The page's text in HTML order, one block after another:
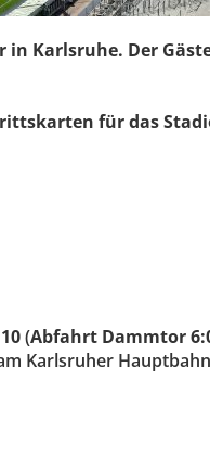
in Karlsruhe. Der
für das
(Abfahrt Dammtor
Karlsruher